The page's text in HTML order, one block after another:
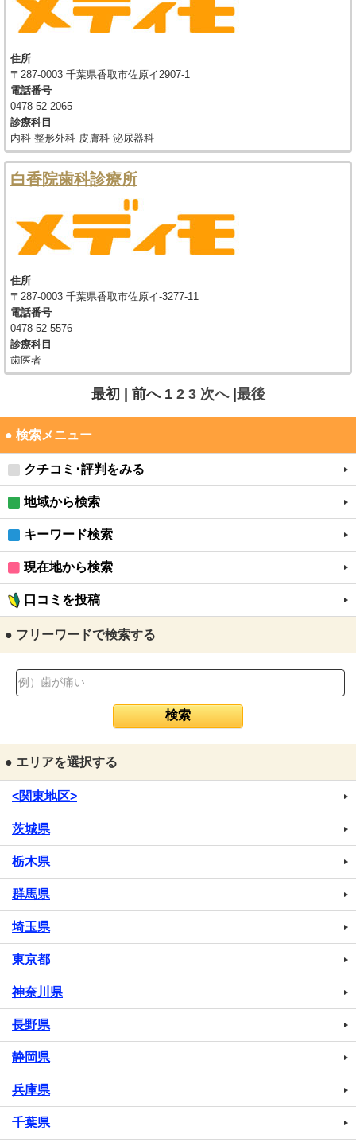
住所
〒287-0003 千葉県香取市佐原イ2907-1
電話番号
0478-52-2065
診療科目
内科 整形外科 皮膚科 泌尿器科
白香院歯科診療所
住所
〒287-0003 千葉県香取市佐原イ-3277-11
電話番号
0478-52-5576
診療科目
歯医者
最初 | 前へ 1 2 3 次へ|最後
● 検索メニュー
クチコミ･評判をみる
地域から検索
キーワード検索
現在地から検索
口コミを投稿
● フリーワードで検索する
● エリアを選択する
<関東地区>
茨城県
栃木県
群馬県
埼玉県
東京都
神奈川県
長野県
静岡県
兵庫県
千葉県